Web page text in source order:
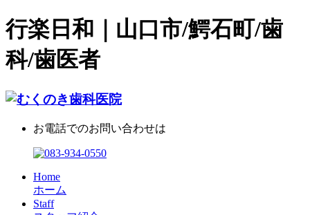
行楽日和｜山口市/鰐石町/歯
科/歯医者
お電話でのお問い合わせは
Home
ホーム
Staff